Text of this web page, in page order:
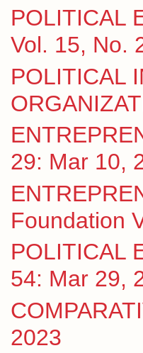
POLITICAL
Vol. 15, No.
POLITICAL
29: Mar 10,
Foundation
POLITICAL
54: Mar 29,
2023